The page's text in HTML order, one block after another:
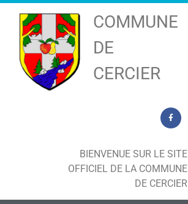
COMMUNE
DE
CERCIER
BIENVENUE SUR LE SITE
OFFICIEL DE LA COMMUNE
DE CERCIER